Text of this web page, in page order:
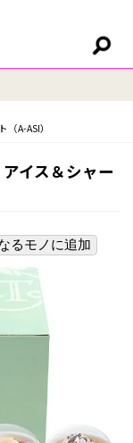
A-ASI）
イス＆シャー
るモノに追加